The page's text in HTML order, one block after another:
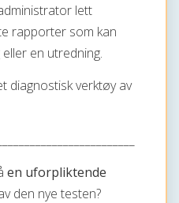
lett
rapporter som kan
en utredning.
diagnostisk verktøy av
en uforpliktende
den nye testen?